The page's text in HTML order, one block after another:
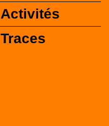
Activités
Traces